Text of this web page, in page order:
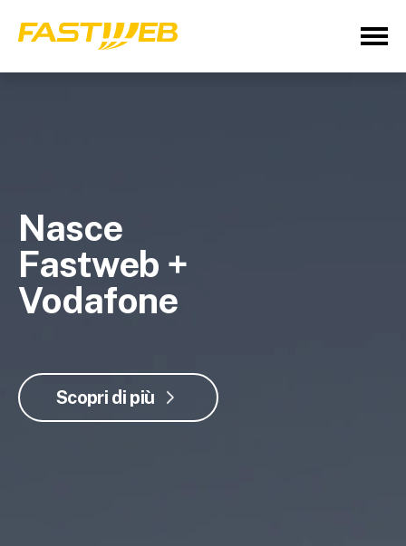
Nasce
Fastweb +
Vodafone
Scopri di più